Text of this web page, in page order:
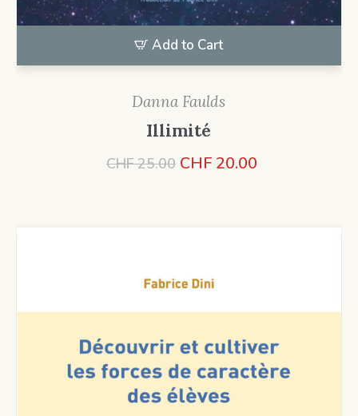
Add to Cart
Danna Faulds
Illimité
CHF 25.00 Le
CHF 20.00Le